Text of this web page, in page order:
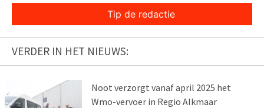
Tip de redactie
VERDER IN HET NIEUWS:
Noot verzorgt vanaf april 2025 het
Wmo-vervoer in Regio Alkmaar